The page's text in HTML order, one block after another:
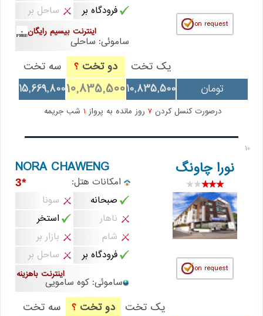
فرودگاه بر
ساحل بر
اینترنت بیسیم رایگان
ساموئی: ساحلی
یک تخت دو تخت ؟
سه تخت
تومان
10,835,500
10,835,500
15,669,800
درصورت کنسل کردن 7 روز مانده به پرواز شب جریمه
10
نورا چاونگ NORA CHAWENG
امکانات هتل: *3
صبحانه
سونا
ناهار
استخر
شام
بازار بر
فرودگاه بر
ساحل بر
اینترنت باهزینه
ساموئی: کوه سامویی
یک تخت دو تخت ؟
سه تخت